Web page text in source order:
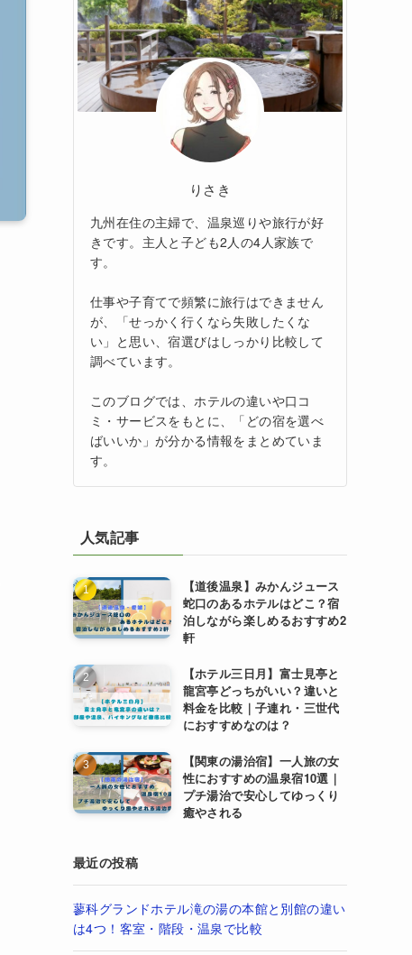
りさき
九州在住の主婦で、温泉巡りや旅行が好
きです。主人と子ども2人の4人家族で
す。
仕事や子育てで頻繁に旅行はできません
が、「せっかく行くなら失敗したくな
い」と思い、宿選びはしっかり比較して
調べています。
このブログでは、ホテルの違いや口コ
ミ・サービスをもとに、「どの宿を選べ
ばいいか」が分かる情報をまとめていま
す。
人気記事
【道後温泉】みかんジュース
蛇口のあるホテルはどこ？宿
泊しながら楽しめるおすすめ2
軒
【ホテル三日月】富士見亭と
龍宮亭どっちがいい？違いと
料金を比較｜子連れ・三世代
におすすめなのは？
【関東の湯治宿】一人旅の女
性におすすめの温泉宿10選｜
プチ湯治で安心してゆっくり
癒やされる
最近の投稿
蓼科グランドホテル滝の湯の本館と別館の違い
は4つ！客室・階段・温泉で比較